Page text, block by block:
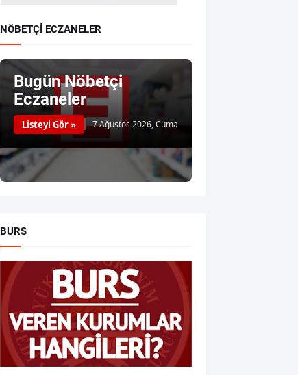
NÖBETÇİ ECZANELER
Bugün Nöbetçi
Eczaneler
Listeyi Gör » 7 Ağustos 2026, Cuma
BURS